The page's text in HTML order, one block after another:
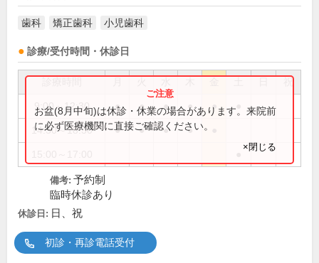
歯科 矯正歯科 小児歯科
診療/受付時間・休診日
祝
9:00～12:30 ● ● ● ● ●
14:30～18:30 ● ● ● ●
お盆(8月中旬)は休診・休業の場合があります。来院前
に必ず医療機関に直接ご確認ください。
×閉じる
備考: 予約制
臨時休診あり
休診日: 日、祝
初診・再診電話受付